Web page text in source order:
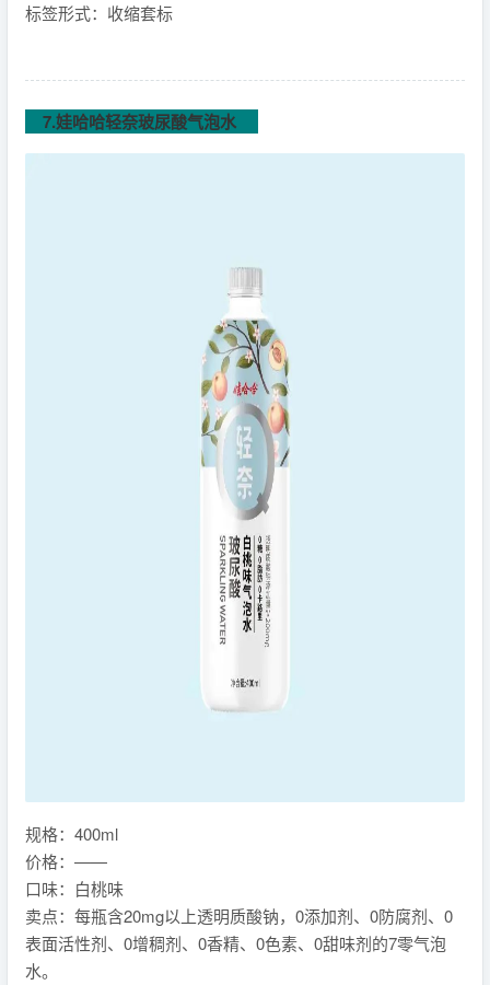
标签形式：收缩套标
7.娃哈哈轻奈玻尿酸气泡水
规格：400ml
价格：——
口味：白桃味
卖点：每瓶含20mg以上透明质酸钠，0添加剂、0防腐剂、0
表面活性剂、0增稠剂、0香精、0色素、0甜味剂的7零气泡
水。